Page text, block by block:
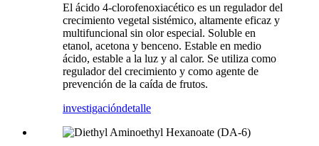
El ácido 4-clorofenoxiacético es un regulador del
crecimiento vegetal sistémico, altamente eficaz y
multifuncional sin olor especial. Soluble en
etanol, acetona y benceno. Estable en medio
ácido, estable a la luz y al calor. Se utiliza como
regulador del crecimiento y como agente de
prevención de la caída de frutos.
investigacióndetalle